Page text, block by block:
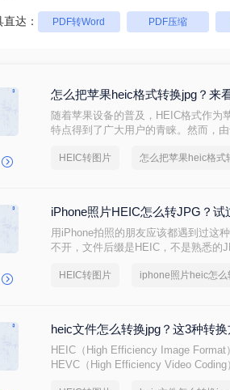
达： PDF转Word PDF压缩
怎么把苹果heic格式转换jpg？来
随着苹果设备的普及，HEIC格式作为
特点得到了广大用户的青睐。然而，
绍四种将苹果HEIC格式转换为JPG
HEIC转图片 怎么把苹果heic格式
iPhone照片HEIC怎么转JPG？试
用iPhone拍照的朋友应该都遇到过这
不开，文件后缀是HEIC，不是熟悉的
分社交平台和网页上传入口都不认这
HEIC转图片 iphone照片heic怎么
heic文件怎么转换jpg？这3种转换
HEIC（High Efficiency Image
HEVC（High Efficiency Video